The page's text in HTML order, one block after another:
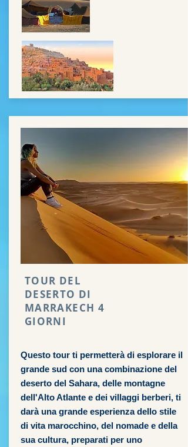
TOUR DEL
DESERTO DI
MARRAKECH 4
GIORNI
Questo tour ti permetterà di esplorare il
grande sud con una combinazione del
deserto del Sahara, delle montagne
dell'Alto Atlante e dei villaggi berberi, ti
darà una grande esperienza dello stile
di vita marocchino, del nomade e della
sua cultura, preparati per uno